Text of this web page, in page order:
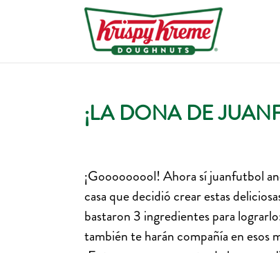
¡LA DONA DE
¡Gooooooool! Ahora sí juanfutbol
casa que decidió crear estas
bastaron 3 ingredientes para
también te harán compañía en esos